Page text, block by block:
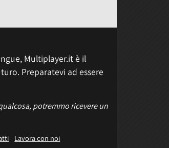
Multiplayer.it è il
Preparatevi ad essere
potremmo ricevere un
Lavora con noi